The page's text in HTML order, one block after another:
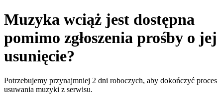
Muzyka wciąż jest dostępna
pomimo zgłoszenia prośby o jej
usunięcie?
Potrzebujemy przynajmniej 2 dni roboczych, aby dokończyć proces
usuwania muzyki z serwisu.